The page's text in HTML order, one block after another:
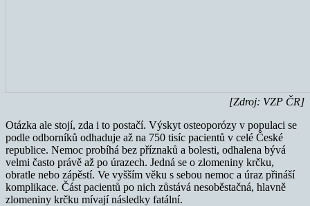
[Zdroj: VZP ČR]
Otázka ale stojí, zda i to postačí. Výskyt osteoporózy v populaci se
podle odborníků odhaduje až na 750 tisíc pacientů v celé České
republice. Nemoc probíhá bez příznaků a bolesti, odhalena bývá
velmi často právě až po úrazech. Jedná se o zlomeniny krčku,
obratle nebo zápěstí. Ve vyšším věku s sebou nemoc a úraz přináší
komplikace. Část pacientů po nich zůstává nesoběstačná, hlavně
zlomeniny krčku mívají následky fatální.